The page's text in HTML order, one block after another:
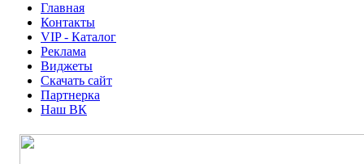
Главная
Контакты
VIP - Каталог
Реклама
Виджеты
Скачать сайт
Партнерка
Наш ВК